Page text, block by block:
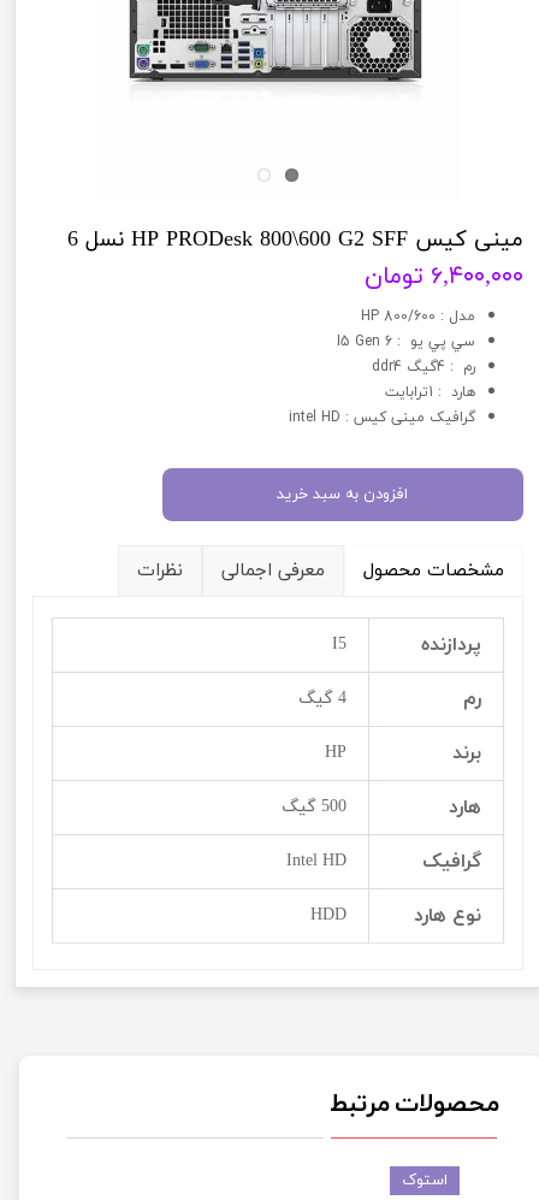
مینی کیس HP PRODesk 800\600 G2 SFF نسل 6
۶,۴۰۰,۰۰۰ تومان
مدل : HP 800/600
سي پي يو : I5 Gen 6
رم : 4گیگ ddr4
هارد : 1ترابایت
گرافيک مینی کیس : intel HD
افزودن به سبد خرید
مشخصات محصول معرفی اجمالی نظرات
پردازنده I5
رم 4 گیگ
برند HP
هارد 500 گیگ
گرافيک Intel HD
نوع هارد HDD
محصولات مرتبط
استوک